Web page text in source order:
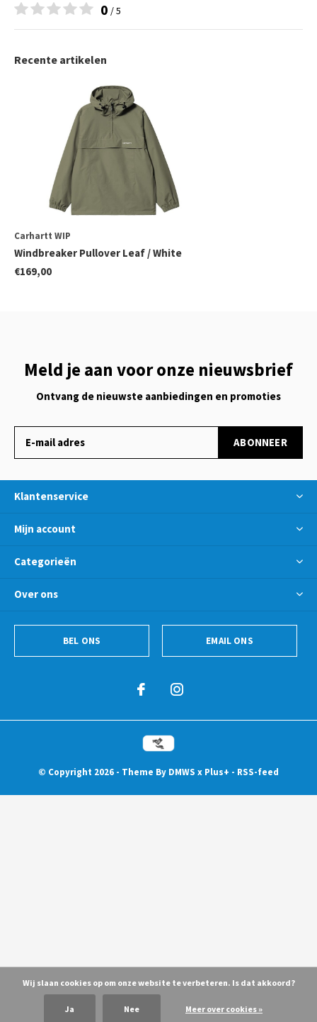
0 / 5
Recente artikelen
Carhartt WIP
Windbreaker Pullover Leaf / White
€169,00
Meld je aan voor onze nieuwsbrief
Ontvang de nieuwste aanbiedingen en promoties
ABONNEER
Klantenservice
Mijn account
Categorieën
Over ons
BEL ONS EMAIL ONS
© Copyright 2026 - Theme By DMWS x Plus+ - RSS-feed
Wij slaan cookies op om onze website te verbeteren. Is dat akkoord?
Ja Nee Meer over cookies »